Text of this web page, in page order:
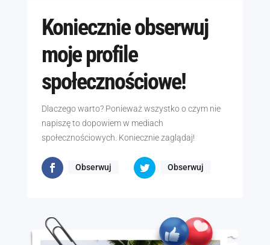
Koniecznie obserwuj
moje profile
społecznościowe!
Dlaczego warto? Ponieważ wszystko o czym nie
napiszę to dopowiem w mediach
społecznościowych. Koniecznie zaglądaj!
Obserwuj Obserwuj